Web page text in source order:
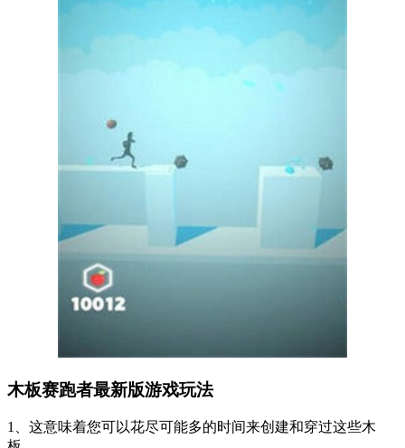
木板赛跑者最新版游戏玩法
1、这意味着您可以花尽可能多的时间来创建和穿过这些木